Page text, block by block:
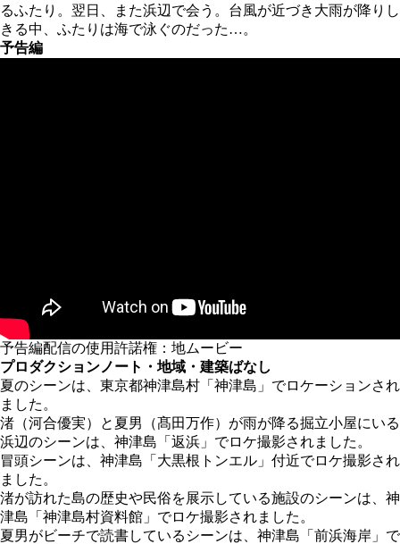
るふたり。翌日、また浜辺で会う。台風が近づき大雨が降りし
きる中、ふたりは海で泳ぐのだった…。
予告編
予告編配信の使用許諾権：地ムービー
プロダクションノート・地域・建築ばなし
夏のシーンは、東京都神津島村「神津島」でロケーションされ
ました。
渚（河合優実）と夏男（髙田万作）が雨が降る掘立小屋にいる
浜辺のシーンは、神津島「返浜」でロケ撮影されました。
冒頭シーンは、神津島「大黒根トンエル」付近でロケ撮影され
ました。
渚が訪れた島の歴史や民俗を展示している施設のシーンは、神
津島「神津島村資料館」でロケ撮影されました。
夏男がビーチで読書しているシーンは、神津島「前浜海岸」で